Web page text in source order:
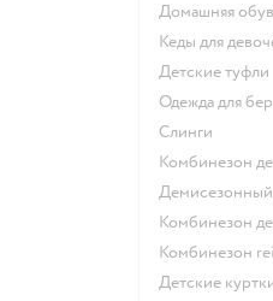
Домашняя
Кеды для
Детские туфли
Одежда для
Слинги
Комбинезон
Комбинезон
Комбинезон
Детские